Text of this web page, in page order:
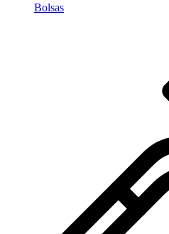
Bolsas